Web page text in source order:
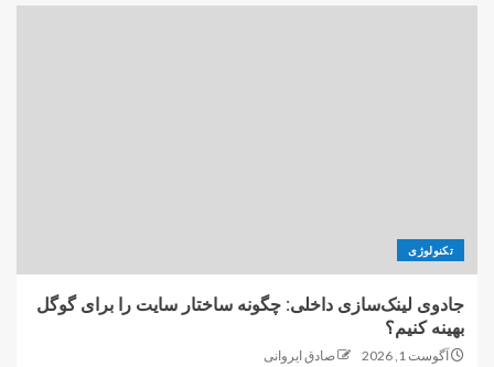
تکنولوژی
جادوی لینک‌سازی داخلی: چگونه ساختار سایت را برای گوگل
بهینه کنیم؟
آگوست 1, 2026 صادق ایروانی